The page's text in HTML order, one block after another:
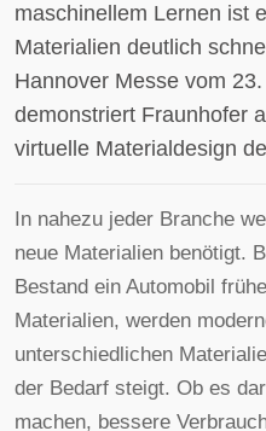
maschinellem Lernen ist
Materialien deutlich
Hannover Messe vom
demonstriert Fraunhofer
virtuelle Materialdesign
In nahezu jeder Branche
neue Materialien benötigt.
Bestand ein Automobil
Materialien, werden
unterschiedlichen
der Bedarf steigt. Ob es
machen, bessere